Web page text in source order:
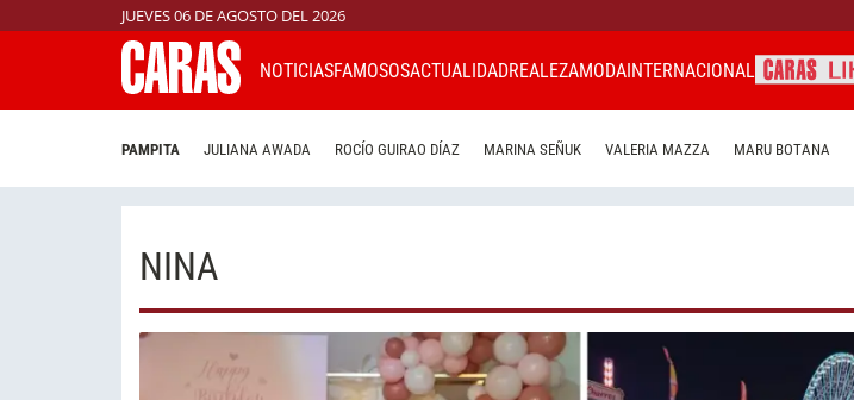
JUEVES 06 DE AGOSTO DEL 2026
NOTICIASFAMOSOSACTUALIDADREALEZAMODAINTERNACIONAL
PAMPITA JULIANA AWADA ROCÍO GUIRAO DÍAZ MARINA SEÑUK VALERIA MAZZA MARU BOTANA
NINA